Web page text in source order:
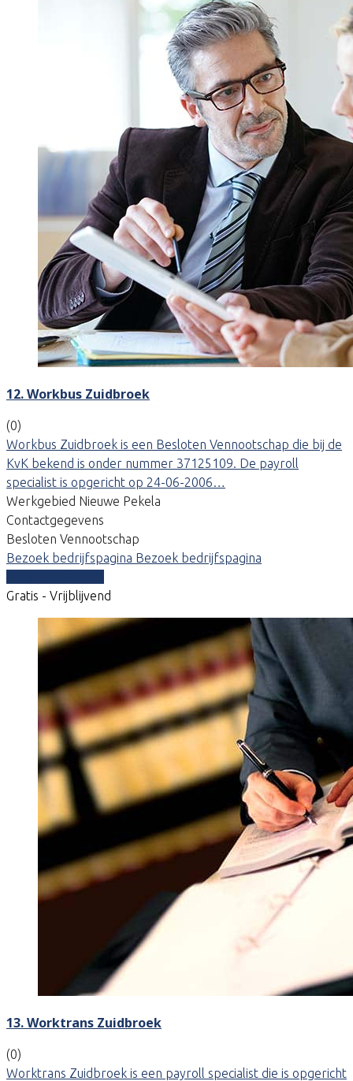
12. Workbus Zuidbroek
(0)
Workbus Zuidbroek is een Besloten Vennootschap die bij de
KvK bekend is onder nummer 37125109. De payroll
specialist is opgericht op 24-06-2006…
Werkgebied Nieuwe Pekela
Contactgegevens
Besloten Vennootschap
Bezoek bedrijfspagina Bezoek bedrijfspagina
Gratis - Vrijblijvend
13. Worktrans Zuidbroek
(0)
Worktrans Zuidbroek is een payroll specialist die is opgericht